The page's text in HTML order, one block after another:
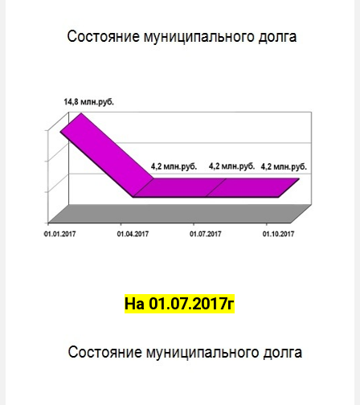
На 01.07.2017г